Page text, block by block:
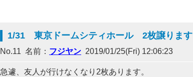
1/31 東京ドームシティホール 2枚譲ります
No.11 名前： フジヤン 2019/01/25(Fri) 12:06:23
急遽、友人が行けなくなり2枚あります。